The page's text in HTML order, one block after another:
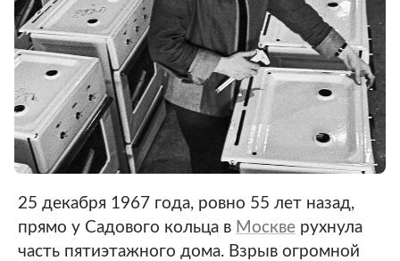
25 декабря 1967 года, ровно 55 лет назад,
прямо у Садового кольца в Москве рухнула
часть пятиэтажного дома. Взрыв огромной